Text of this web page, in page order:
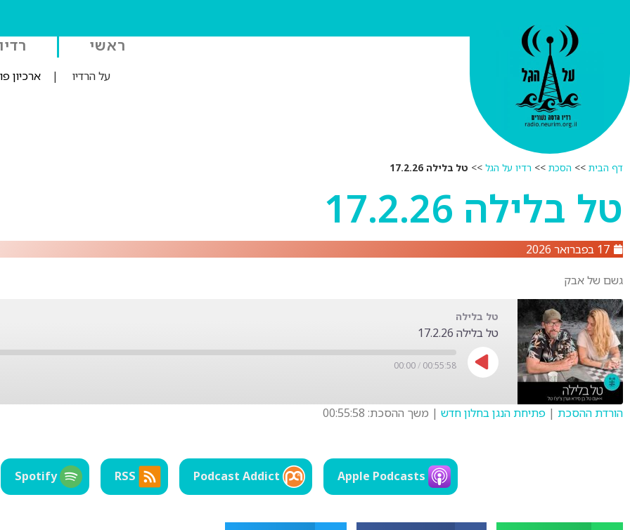
ראשי
על הרדיו | ארכיון
דף הבית >> הסכת >> רדיו על הגל >> טל בלילה 17.2.26
טל בלילה 17.2.26
17 בפברואר 2026
גשם של אבק
טל בלילה
טל בלילה 17.2.26
00:00/ 00:55:58
הורדת ההסכת | פתיחת הנגן בחלון חדש | משך ההסכת: 00:55:58
Apple Podcasts
Podcast Addict
RSS
Spotify